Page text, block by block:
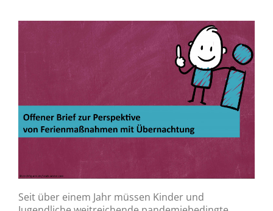
Seit über einem Jahr müssen Kinder und